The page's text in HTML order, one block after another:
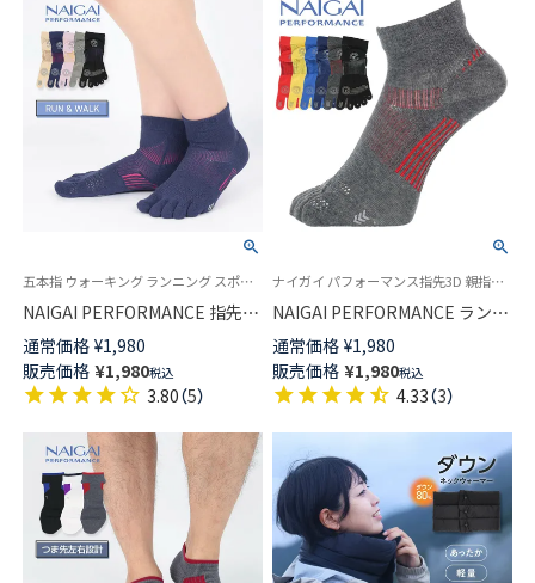
五本指 ウォーキング ランニング スポーツ 婦人 靴下 ナイガイ パフォーマンス
NAIGAI PERFORMANCE 指先
3D 親指セパレート 5本指ソック
ス ワイドヒール設計 消臭 メッ
シュ編み ショート丈 レディー
ス 03050107
通常価格 ¥1,980
販売価格 ¥1,980税込
3.80（5）
ナイガイ パフォーマンス指先3D 親指セパレート ワイドヒール設計 消臭素材使用 アーチフィットサポート
NAIGAI PERFORMANCE ランニ
ング 5本指ソックス 吸水速乾 メ
ッシュ編み ショート丈 メンズ
02332201
通常価格 ¥1,980
販売価格 ¥1,980税込
4.33（3）